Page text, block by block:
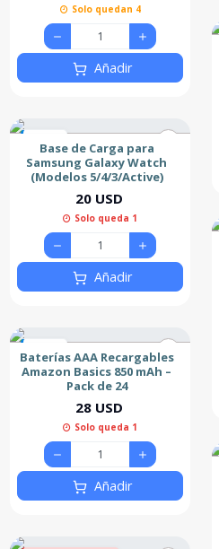
Solo quedan 4
Añadir
Base de Carga para
Samsung Galaxy Watch
(Modelos 5/4/3/Active)
20 USD
Solo queda 1
Añadir
Baterías AAA Recargables
Amazon Basics 850 mAh –
Pack de 24
28 USD
Solo queda 1
Añadir